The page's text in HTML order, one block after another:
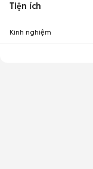
Tiện ích
Kinh nghiệm